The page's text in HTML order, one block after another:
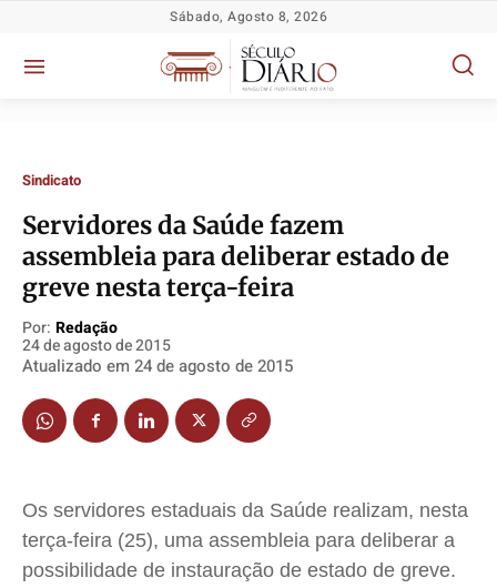
Política
Socioeconômicas
TV Século
Justiça
Educação
Segurança
Meio Ambiente
Cidades
Direitos
Economia
Política
Socioeconômicas
TV Século
Justiça
Educação
Segurança
Meio Ambiente
Cidades
Direitos
Economia
Política
Socioeconômicas
TV Século
Justiça
Educação
Segurança
Meio Ambiente
Cidades
Direitos
Economia
Política
Socioeconômicas
TV Século
Justiça
Educação
Segurança
Meio Ambiente
Cidades
Direitos
Economia
Sábado, Agosto 8, 2026
Sindicato
Servidores da Saúde fazem
assembleia para deliberar estado de
greve nesta terça-feira
Por: Redação
24 de agosto de 2015
Atualizado em 24 de agosto de 2015
Os servidores estaduais da Saúde realizam, nesta
terça-feira (25), uma assembleia para deliberar a
possibilidade de instauração de estado de greve.